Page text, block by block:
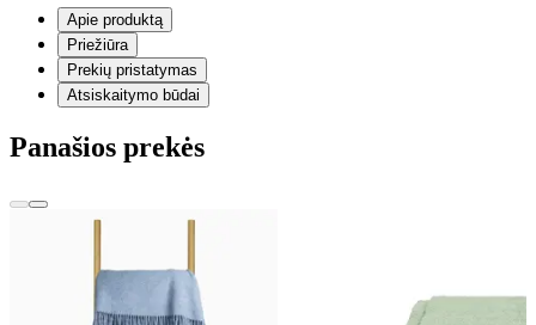
Apie produktą
Priežiūra
Prekių pristatymas
Atsiskaitymo būdai
Panašios prekės